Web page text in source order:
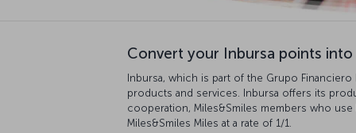
Convert your Inbursa points into
Inbursa, which is part of the Grupo
products and services. Inbursa offers its
cooperation, Miles&Smiles members who
Miles&Smiles Miles at a rate of 1/1.